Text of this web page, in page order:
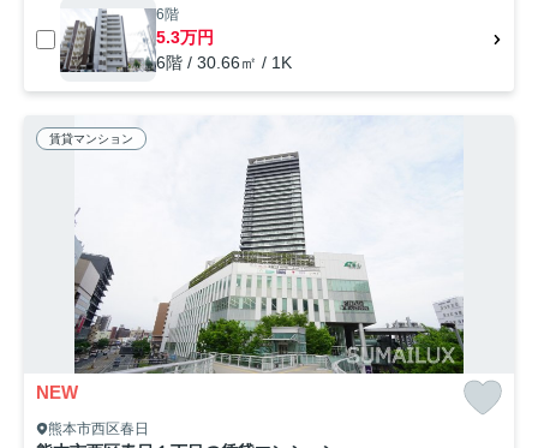
6階
5.3万円
6階 / 30.66㎡ / 1K
賃貸マンション
NEW
熊本市西区春日